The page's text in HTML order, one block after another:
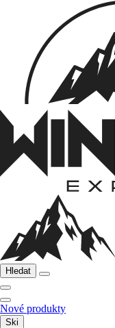
Hledat
Nové produkty
Ski